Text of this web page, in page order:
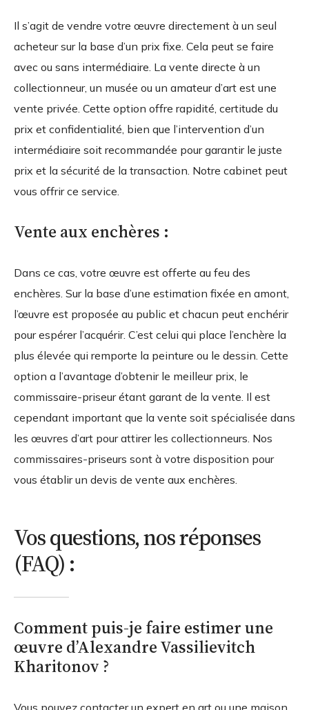
Il s’agit de vendre votre œuvre directement à un seul
acheteur sur la base d’un prix fixe. Cela peut se faire
avec ou sans intermédiaire. La vente directe à un
collectionneur, un musée ou un amateur d’art est une
vente privée. Cette option offre rapidité, certitude du
prix et confidentialité, bien que l’intervention d’un
intermédiaire soit recommandée pour garantir le juste
prix et la sécurité de la transaction. Notre cabinet peut
vous offrir ce service.
Vente aux enchères :
Dans ce cas, votre œuvre est offerte au feu des
enchères. Sur la base d’une estimation fixée en amont,
l’œuvre est proposée au public et chacun peut enchérir
pour espérer l’acquérir. C’est celui qui place l’enchère la
plus élevée qui remporte la peinture ou le dessin. Cette
option a l’avantage d’obtenir le meilleur prix, le
commissaire-priseur étant garant de la vente. Il est
cependant important que la vente soit spécialisée dans
les œuvres d’art pour attirer les collectionneurs. Nos
commissaires-priseurs sont à votre disposition pour
vous établir un devis de vente aux enchères.
Vos questions, nos réponses
(FAQ) :
Comment puis-je faire estimer une
œuvre d’Alexandre Vassilievitch
Kharitonov ?